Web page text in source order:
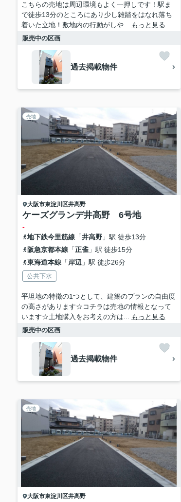
こちらの売地は周辺環境もよく一押しです！駅ま
で徒歩13分のところにあり少し雑踏をはなれ落ち
着いた立地！敷地内の行動がしや...
もっと見る
販売中の区画
過去掲載物件
売地
大阪市東淀川区井高野
ケーズグランデ井高野 6号地
-
地下鉄今里筋線「井高野」駅 徒歩13分
阪急京都本線「正雀」駅 徒歩15分
東海道本線「 岸辺 」駅 徒歩26分
公共下水
平坦地の特徴の1つとして、建築のプランの自由度
の高さがあります☆コチラは売地の情報となって
います☆土地購入をお考えの方は...
もっと見る
販売中の区画
過去掲載物件
売地
大阪市東淀川区井高野